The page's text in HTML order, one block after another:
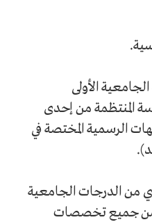
الأولى
المنتظمة من إحدى
الرسمية المختصة في
من الدرجات الجامعية
ضمن جميع تخصصات